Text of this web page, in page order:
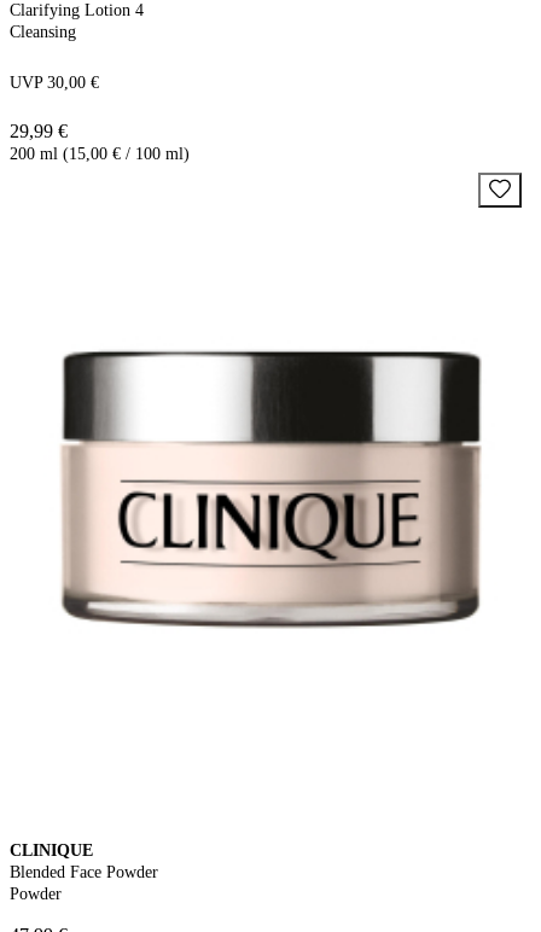
Clarifying Lotion 4
Cleansing
UVP 30,00 €
29,99 €
200 ml (15,00 € / 100 ml)
CLINIQUE
Blended Face Powder
Powder